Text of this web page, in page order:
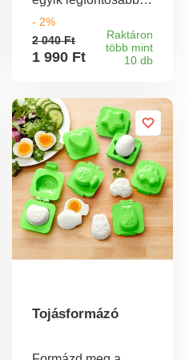
konyhai
segédeszköz.
- 2%
2 040 Ft
1 990 Ft
Raktáron
több mint
10 db
Tojásformázó